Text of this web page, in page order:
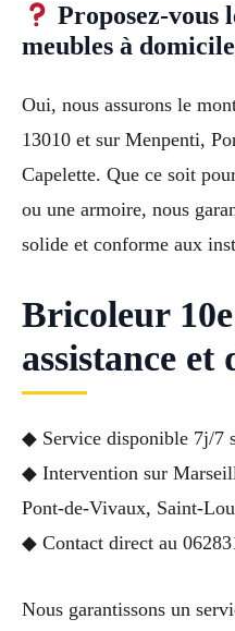
Proposez-vous
meubles à
Oui, nous assurons le
13010 et sur Menpenti,
Capelette. Que ce soit
ou une armoire, nous
solide et conforme aux
Bricoleur
assistance
◆ Service disponible 7j/7
◆ Intervention sur
Pont-de-Vivaux, Saint-
◆ Contact direct au
Nous garantissons un